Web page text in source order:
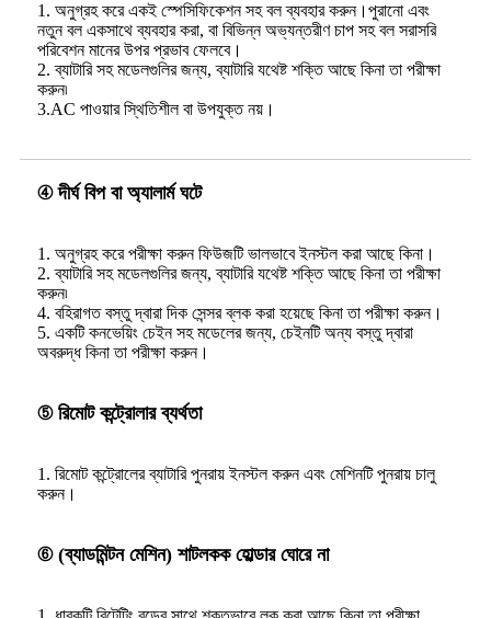
1. অনুগ্রহ করে একই স্পেসিফিকেশন সহ বল ব্যবহার করুন।পুরানো এবং
নতুন বল একসাথে ব্যবহার করা, বা বিভিন্ন অভ্যন্তরীণ চাপ সহ বল সরাসরি
পরিবেশন মানের উপর প্রভাব ফেলবে।
2. ব্যাটারি সহ মডেলগুলির জন্য, ব্যাটারি যথেষ্ট শক্তি আছে কিনা তা পরীক্ষা
করুন৷
3.AC পাওয়ার স্থিতিশীল বা উপযুক্ত নয়।
④ দীর্ঘ বিপ বা অ্যালার্ম ঘটে
1. অনুগ্রহ করে পরীক্ষা করুন ফিউজটি ভালভাবে ইনস্টল করা আছে কিনা।
2. ব্যাটারি সহ মডেলগুলির জন্য, ব্যাটারি যথেষ্ট শক্তি আছে কিনা তা পরীক্ষা
করুন৷
4. বহিরাগত বস্তু দ্বারা দিক সেন্সর ব্লক করা হয়েছে কিনা তা পরীক্ষা করুন।
5. একটি কনভেয়িং চেইন সহ মডেলের জন্য, চেইনটি অন্য বস্তু দ্বারা
অবরুদ্ধ কিনা তা পরীক্ষা করুন।
⑤ রিমোট কন্ট্রোলার ব্যর্থতা
1. রিমোট কন্ট্রোলের ব্যাটারি পুনরায় ইনস্টল করুন এবং মেশিনটি পুনরায় চালু
করুন।
⑥ (ব্যাডমিন্টন মেশিন) শাটলকক হোল্ডার ঘোরে না